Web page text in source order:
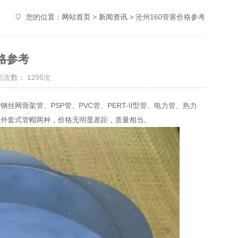
您的位置： 网站首页 > 新闻资讯 > 沧州160管塞价格参考
参考
数： 1295次
丝网骨架管、PSP管、PVC管、PERT-II型管、电力管、热力
套式管帽两种，价格无明显差距，质量相当。